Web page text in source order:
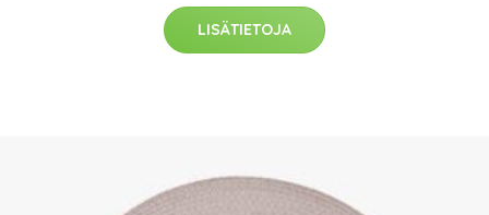
LISÄTIETOJA